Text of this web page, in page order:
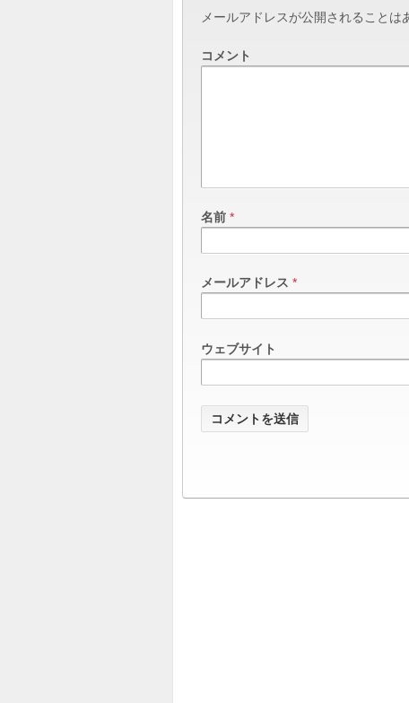
メールアドレスが公開されることは
コメント
名前 *
メールアドレス *
ウェブサイト